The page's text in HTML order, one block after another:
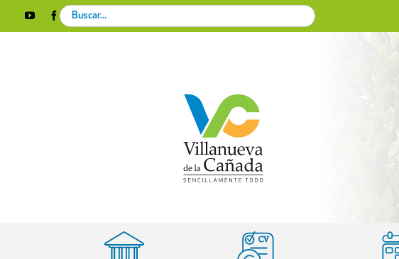
YouTubeFacebookInstagram
X
Search
for: